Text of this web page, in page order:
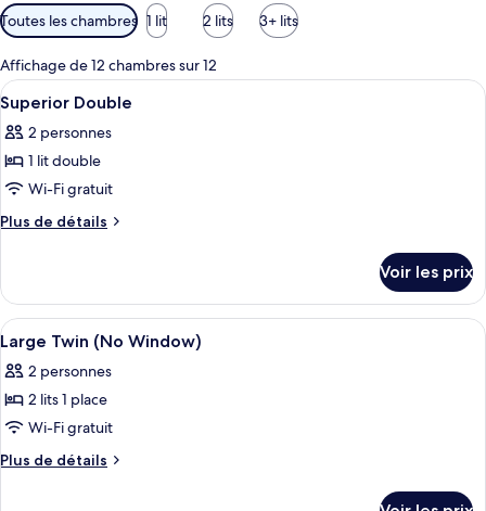
Filtres
disponibles
pour
les
chambres
Toutes les chambres 1 lit 2 lits 3+ lits
Affichage de 12 chambres sur 12
Afficher
toutes
les
photos
pour
ce
chambre :
Superior
Double
Couette en duvet d'oie, surmatelas,
3
Superior Double
2 personnes
1 lit double
Wi-Fi gratuit
Plus de détails
Plus
le
type
de
chambre
Superior
Double
Voir les prix
Afficher
toutes
les
photos
pour
ce
Couette en duvet d'oie, surmatelas,
3
Large Twin (No Window)
2 personnes
2 lits 1 place
Wi-Fi gratuit
Plus de détails
Plus